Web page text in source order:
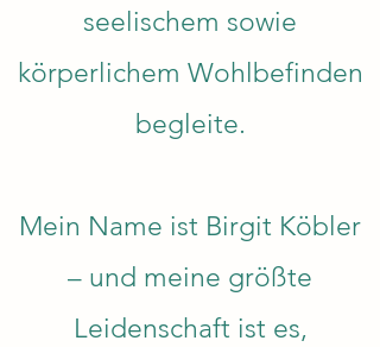
seelischem sowie
körperlichem Wohlbefinden
begleite.
Mein Name ist Birgit Köbler
– und meine größte
Leidenschaft ist es,